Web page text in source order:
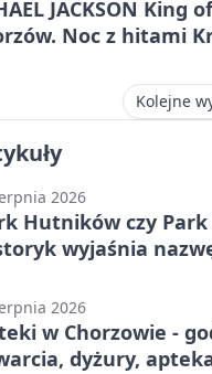
JACKSON King
Noc z hitami
Kolejne
2026
Hutników czy
wyjaśnia
2026
w Chorzowie -
dyżury,